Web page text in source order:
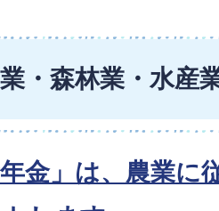
・森林業・水産
年金」は、農業に